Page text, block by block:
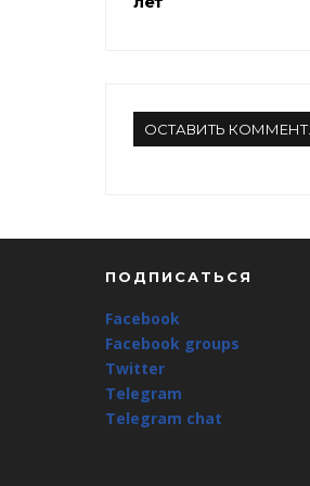
ОСТАВИТЬ КОММЕНТ.
ПОДПИСАТЬСЯ
Facebook
Facebook groups
Twitter
Telegram
Telegram chat